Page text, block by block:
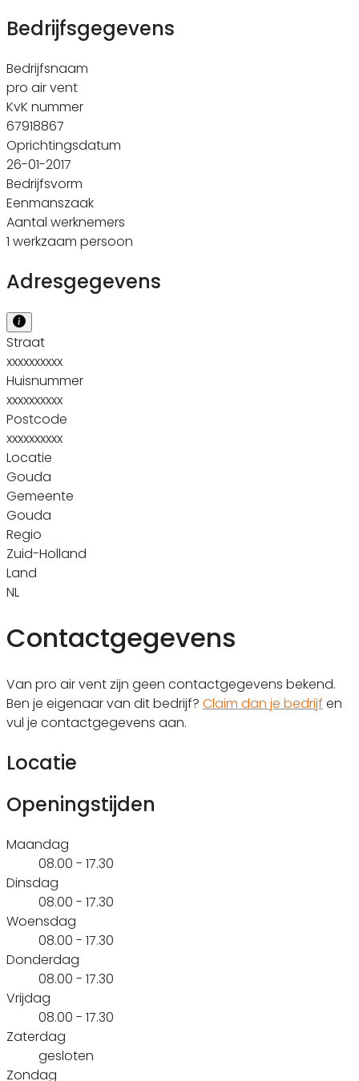
Bedrijfsgegevens
Bedrijfsnaam
pro air vent
KvK nummer
67918867
Oprichtingsdatum
26-01-2017
Bedrijfsvorm
Eenmanszaak
Aantal werknemers
1 werkzaam persoon
Adresgegevens
Straat
xxxxxxxxxx
Huisnummer
xxxxxxxxxx
Postcode
xxxxxxxxxx
Locatie
Gouda
Gemeente
Gouda
Regio
Zuid-Holland
Land
NL
Contactgegevens
Van pro air vent zijn geen contactgegevens bekend.
Ben je eigenaar van dit bedrijf? Claim dan je bedrijf en
vul je contactgegevens aan.
Locatie
Openingstijden
Maandag
08.00 - 17.30
Dinsdag
08.00 - 17.30
Woensdag
08.00 - 17.30
Donderdag
08.00 - 17.30
Vrijdag
08.00 - 17.30
Zaterdag
gesloten
Zondag